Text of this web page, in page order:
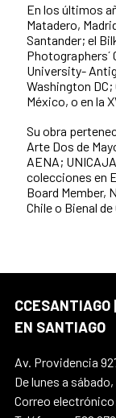
En los últimos
Matadero,
Santander; el
Photographers´
University-
Washington DC;
México, o en la
Su obra
Arte Dos de
AENA;
colecciones en
Board Member,
Chile o Bienal
CCESANTIAGO
EN SANTIAGO
Av. Providencia
De lunes a
Correo